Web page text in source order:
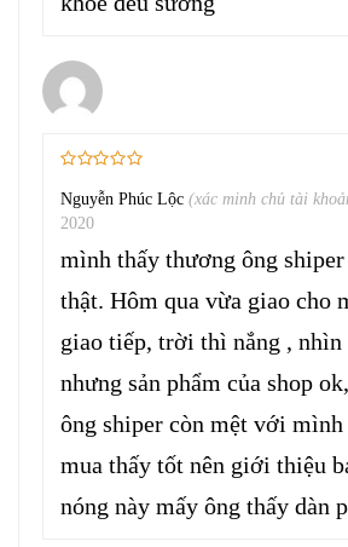
Nguyễn Phúc Lộc (xác minh chủ tài
2020
mình thấy thương ông
thật. Hôm qua vừa giao cho
giao tiếp, trời thì nắng , nhìn
nhưng sản phẩm của shop
ông shiper còn mệt với
mua thấy tốt nên giới thiệu
nóng này mấy ông thấy dàn